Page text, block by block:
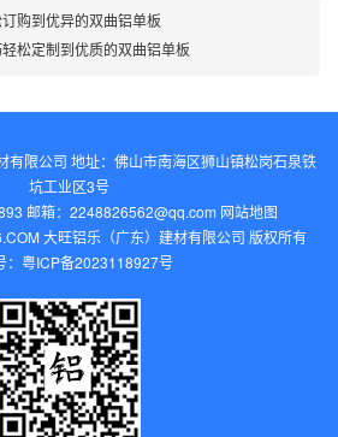
购到优异的双曲铝单板
松定制到优质的双曲铝单板
有限公司 地址：佛山市南海区狮山镇松岗石泉铁
坑工业区3号
邮箱：2248826562@qq.com‬ 网站地图
大旺铝乐（广东）建材有限公司 版权所有
粤ICP备2023118927号